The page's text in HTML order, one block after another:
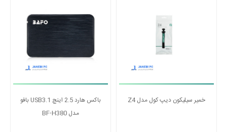
باکس هارد 2.5 اینچ USB3.1 بافو
مدل BF-H380
خمیر سیلیکون دیپ کول مدل Z4